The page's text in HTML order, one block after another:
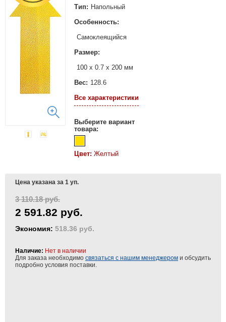
Тип: Напольный
Особенность:
Самоклеящийся
Размер:
100 х 0.7 х 200 мм
Вес: 128.6
Все характеристики
Выберите вариант
товара:
Цвет: Желтый
Цена указана за 1 уп.
3 110.18 руб.
2 591.82 руб.
Экономия: 518.36 руб.
Наличие: Нет в наличии
Для заказа необходимо связаться с нашим менеджером и обсудить
подробно условия поставки.